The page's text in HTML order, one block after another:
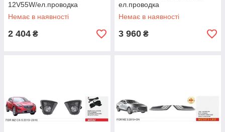
12V55W/ел.проводка
Немає в наявності
2 404 ₴
ел.проводка
Немає в наявності
3 960 ₴